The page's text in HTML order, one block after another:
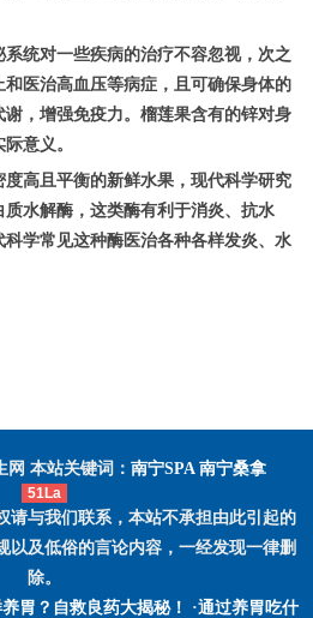
统对一些疾病的治疗不容忽视，次之
医治高血压等病症，且可确保身体的
，增强免疫力。榴莲果含有的锌对身
意义。
高且平衡的新鲜水果，现代科学研究
水解酶，这类酶有利于消炎、抗水
学常见这种酶医治各种各样发炎、水
本站关键词： 南宁SPA 南宁桑拿
51La
请与我们联系，本站不承担由此引起的
以及低俗的言论内容，一经发现一律删
除。
胃？自救良药大揭秘！ ·通过养胃吃什